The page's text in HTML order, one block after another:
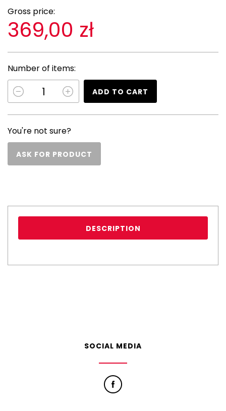
Gross price:
369,00 zł
Number of items:
ADD TO CART
You're not sure?
ASK FOR PRODUCT
DESCRIPTION
SOCIAL MEDIA